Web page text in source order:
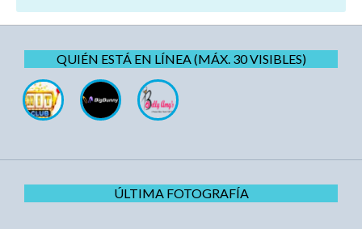
QUIÉN ESTÁ EN LÍNEA (MÁX. 30 VISIBLES)
ÚLTIMA FOTOGRAFÍA